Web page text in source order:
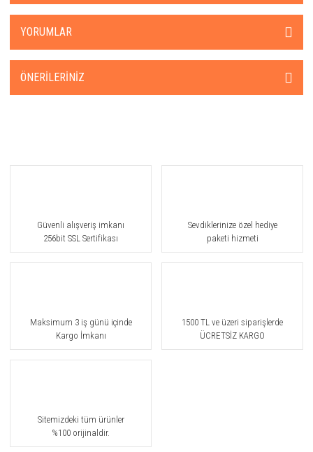
YORUMLAR
ÖNERILERINIZ
Güvenli alışveriş imkanı
256bit SSL Sertifikası
Sevdiklerinize özel hediye
paketi hizmeti
Maksimum 3 iş günü içinde
Kargo İmkanı
1500 TL ve üzeri siparişlerde
ÜCRETSİZ KARGO
Sitemizdeki tüm ürünler
%100 orijinaldir.